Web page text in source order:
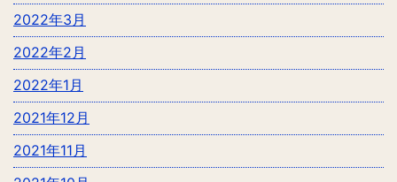
2022年3月
2022年2月
2022年1月
2021年12月
2021年11月